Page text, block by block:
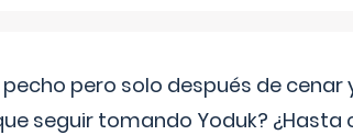
pero solo después de cenar
seguir tomando Yoduk? ¿Hasta